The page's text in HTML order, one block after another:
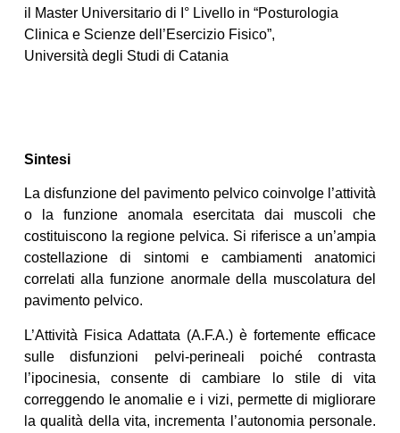
il Master Universitario di I° Livello in “Posturologia
Clinica e Scienze dell’Esercizio Fisico”,
Università degli Studi di Catania
Sintesi
La disfunzione del pavimento pelvico coinvolge l’attività
o la funzione anomala esercitata dai muscoli che
costituiscono la regione pelvica. Si riferisce a un’ampia
costellazione di sintomi e cambiamenti anatomici
correlati alla funzione anormale della muscolatura del
pavimento pelvico.
L’Attività Fisica Adattata (A.F.A.) è fortemente efficace
sulle disfunzioni pelvi-perineali poiché contrasta
l’ipocinesia, consente di cambiare lo stile di vita
correggendo le anomalie e i vizi, permette di migliorare
la qualità della vita, incrementa l’autonomia personale.